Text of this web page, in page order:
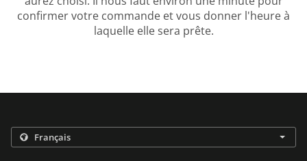
confirmer votre commande et vous donner l'heure à
laquelle elle sera prête.